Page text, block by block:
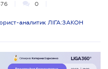
0
аналитик ЛІГА:ЗАКОН